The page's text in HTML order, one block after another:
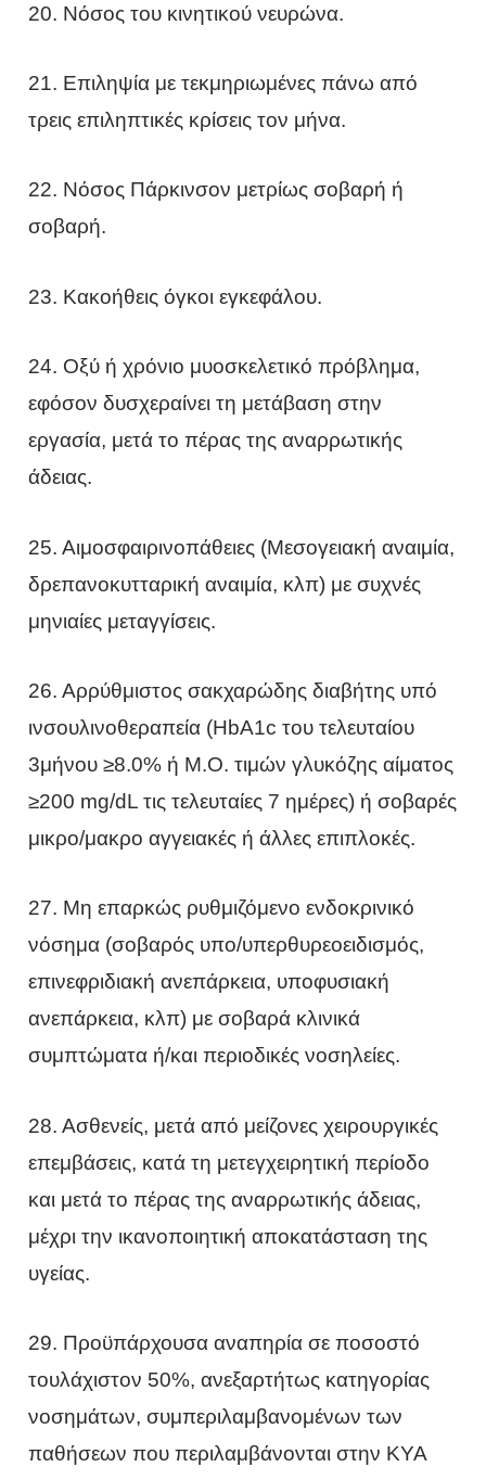
20. Νόσος του κινητικού νευρώνα.
21. Επιληψία με τεκμηριωμένες πάνω από
τρεις επιληπτικές κρίσεις τον μήνα.
22. Νόσος Πάρκινσον μετρίως σοβαρή ή
σοβαρή.
23. Κακοήθεις όγκοι εγκεφάλου.
24. Οξύ ή χρόνιο μυοσκελετικό πρόβλημα,
εφόσον δυσχεραίνει τη μετάβαση στην
εργασία, μετά το πέρας της αναρρωτικής
άδειας.
25. Αιμοσφαιρινοπάθειες (Μεσογειακή αναιμία,
δρεπανοκυτταρική αναιμία, κλπ) με συχνές
μηνιαίες μεταγγίσεις.
26. Αρρύθμιστος σακχαρώδης διαβήτης υπό
ινσουλινοθεραπεία (HbA1c του τελευταίου
3μήνου ≥8.0% ή Μ.Ο. τιμών γλυκόζης αίματος
≥200 mg/dL τις τελευταίες 7 ημέρες) ή σοβαρές
μικρο/μακρο αγγειακές ή άλλες επιπλοκές.
27. Μη επαρκώς ρυθμιζόμενο ενδοκρινικό
νόσημα (σοβαρός υπο/υπερθυρεοειδισμός,
επινεφριδιακή ανεπάρκεια, υποφυσιακή
ανεπάρκεια, κλπ) με σοβαρά κλινικά
συμπτώματα ή/και περιοδικές νοσηλείες.
28. Ασθενείς, μετά από μείζονες χειρουργικές
επεμβάσεις, κατά τη μετεγχειρητική περίοδο
και μετά το πέρας της αναρρωτικής άδειας,
μέχρι την ικανοποιητική αποκατάσταση της
υγείας.
29. Προϋπάρχουσα αναπηρία σε ποσοστό
τουλάχιστον 50%, ανεξαρτήτως κατηγορίας
νοσημάτων, συμπεριλαμβανομένων των
παθήσεων που περιλαμβάνονται στην ΚΥΑ